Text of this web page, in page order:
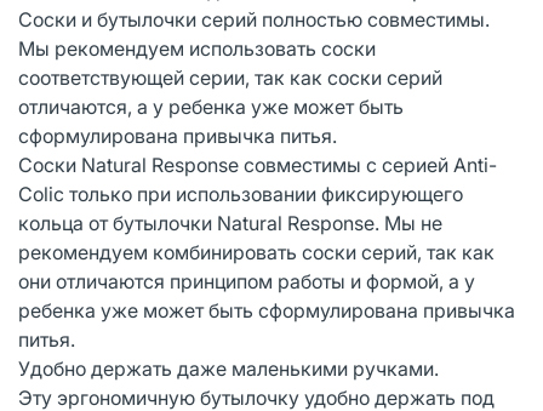
Соски и бутылочки серий полностью совместимы.
Мы рекомендуем использовать соски
соответствующей серии, так как соски серий
отличаются, а у ребенка уже может быть
сформулирована привычка питья.
Соски Natural Response совместимы с серией Anti-
Colic только при использовании фиксирующего
кольца от бутылочки Natural Response. Мы не
рекомендуем комбинировать соски серий, так как
они отличаются принципом работы и формой, а у
ребенка уже может быть сформулирована привычка
питья.
Удобно держать даже маленькими ручками.
Эту эргономичную бутылочку удобно держать под